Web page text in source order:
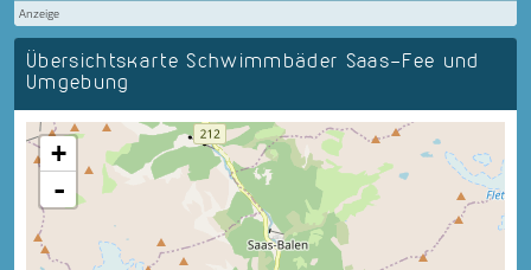
Anzeige
Übersichtskarte Schwimmbäder Saas-Fee und
Umgebung
+
-